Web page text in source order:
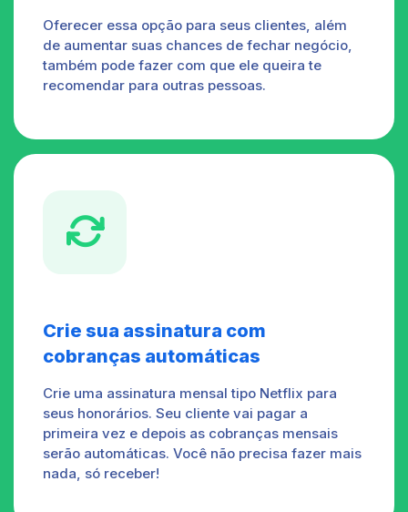
Oferecer essa opção para seus clientes, além
de aumentar suas chances de fechar negócio,
também pode fazer com que ele queira te
recomendar para outras pessoas.

Crie sua assinatura com
cobranças automáticas
Crie uma assinatura mensal tipo Netflix para
seus honorários. Seu cliente vai pagar a
primeira vez e depois as cobranças mensais
serão automáticas. Você não precisa fazer mais
nada, só receber!